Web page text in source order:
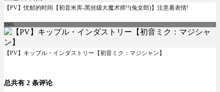
【PV】忧郁的时间【初音米库-黑丝级大魔术师!!(兔女郎)】注意看表情!
2005
【PV】キップル・インダストリー【初音ミク：マジシャン】
总共有 2 条评论